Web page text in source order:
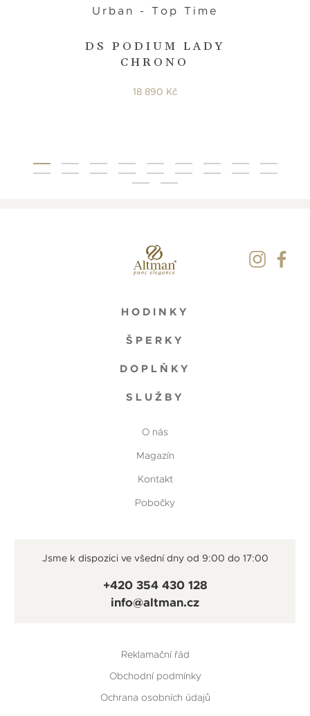
DS PODIUM LADY
CHRONO
Urban - Top Time
18 890 Kč
HODINKY
ŠPERKY
DOPLŇKY
SLUŽBY
O nás
Magazín
Kontakt
Pobočky
Jsme k dispozici ve všední dny od 9:00 do 17:00
+420 354 430 128
info@altman.cz
Reklamační řád
Obchodní podmínky
Ochrana osobních údajů